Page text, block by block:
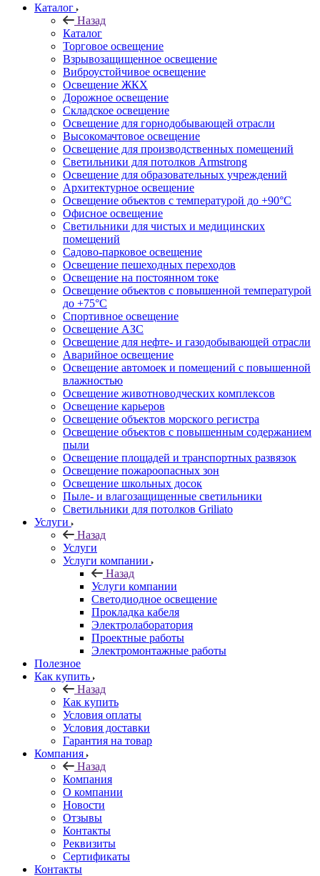
Каталог
Назад
Каталог
Торговое освещение
Взрывозащищенное освещение
Виброустойчивое освещение
Освещение ЖКХ
Дорожное освещение
Складское освещение
Освещение для горнодобывающей отрасли
Высокомачтовое освещение
Освещение для производственных помещений
Светильники для потолков Armstrong
Освещение для образовательных учреждений
Архитектурное освещение
Освещение объектов с температурой до +90°С
Офисное освещение
Светильники для чистых и медицинских
помещений
Садово-парковое освещение
Освещение пешеходных переходов
Освещение на постоянном токе
Освещение объектов с повышенной температурой
до +75°C
Спортивное освещение
Освещение АЗС
Освещение для нефте- и газодобывающей отрасли
Аварийное освещение
Освещение автомоек и помещений с повышенной
влажностью
Освещение животноводческих комплексов
Освещение карьеров
Освещение объектов морского регистра
Освещение объектов с повышенным содержанием
пыли
Освещение площадей и транспортных развязок
Освещение пожароопасных зон
Освещение школьных досок
Пыле- и влагозащищенные светильники
Светильники для потолков Griliato
Услуги
Назад
Услуги
Услуги компании
Назад
Услуги компании
Светодиодное освещение
Прокладка кабеля
Электролаборатория
Проектные работы
Электромонтажные работы
Полезное
Как купить
Назад
Как купить
Условия оплаты
Условия доставки
Гарантия на товар
Компания
Назад
Компания
О компании
Новости
Отзывы
Контакты
Реквизиты
Сертификаты
Контакты